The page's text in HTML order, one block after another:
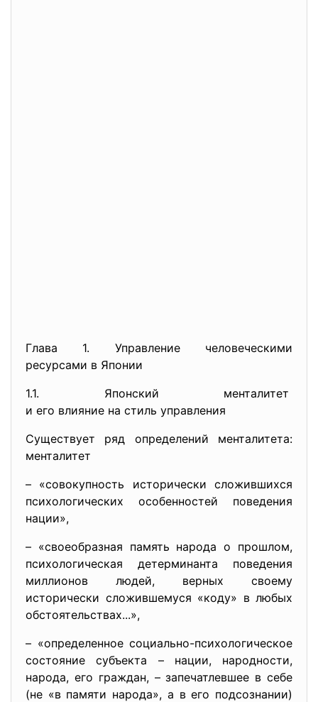
Глава 1. Управление человеческими
ресурсами в Японии
1.1. Японский менталитет
и его влияние на стиль управления
Существует ряд определений менталитета:
менталитет
– «совокупность исторически сложившихся
психологических особенностей поведения
нации»,
– «своеобразная память народа о прошлом,
психологическая детерминанта поведения
миллионов людей, верных своему
исторически сложившемуся «коду» в любых
обстоятельствах...»,
– «определенное социально-психологическое
состояние субъекта – нации, народности,
народа, его граждан, – запечатлевшее в себе
(не «в памяти народа», а в его подсознании)